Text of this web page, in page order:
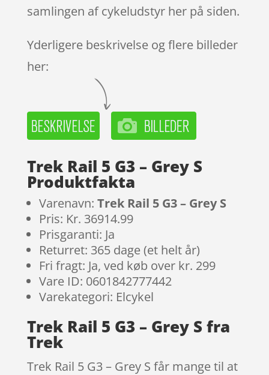
samlingen af cykeludstyr her på siden.
Yderligere beskrivelse og flere billeder
her:
Trek Rail 5 G3 – Grey S
Produktfakta
Varenavn: Trek Rail 5 G3 – Grey S
Pris: Kr. 36914.99
Prisgaranti: Ja
Returret: 365 dage (et helt år)
Fri fragt: Ja, ved køb over kr. 299
Vare ID: 0601842777442
Varekategori: Elcykel
Trek Rail 5 G3 – Grey S fra
Trek
Trek Rail 5 G3 – Grey S får mange til at